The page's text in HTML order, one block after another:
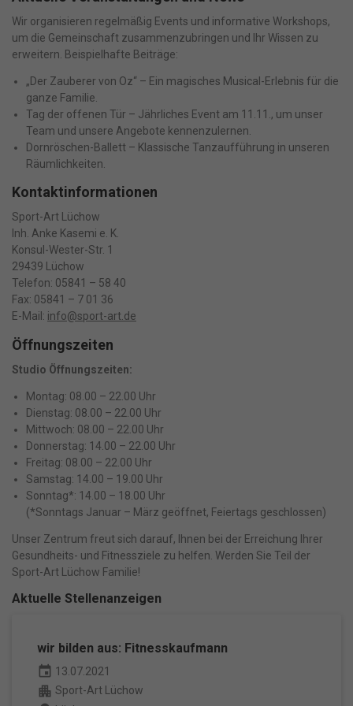
Wir organisieren regelmäßig Events und informative Workshops,
um die Gemeinschaft zusammenzubringen und Ihr Wissen zu
erweitern. Beispielhafte Beiträge:
„Der Zauberer von Oz“ – Ein magisches Musical-Erlebnis für die
ganze Familie.
Tag der offenen Tür – Jährliches Event am 11.11., um unser
Team und unsere Angebote kennenzulernen.
Dornröschen-Ballett – Klassische Tanzaufführung in unseren
Räumlichkeiten.
Kontaktinformationen
Sport-Art Lüchow
Inh. Anke Kasemi e. K.
Konsul-Wester-Str. 1
29439 Lüchow
Telefon: 05841 – 58 40
Fax: 05841 – 7 01 36
E-Mail: info@sport-art.de
Öffnungszeiten
Studio Öffnungszeiten:
Montag: 08.00 – 22.00 Uhr
Dienstag: 08.00 – 22.00 Uhr
Mittwoch: 08.00 – 22.00 Uhr
Donnerstag: 14.00 – 22.00 Uhr
Freitag: 08.00 – 22.00 Uhr
Samstag: 14.00 – 19.00 Uhr
Sonntag*: 14.00 – 18.00 Uhr
(*Sonntags Januar – März geöffnet, Feiertags geschlossen)
Unser Zentrum freut sich darauf, Ihnen bei der Erreichung Ihrer
Gesundheits- und Fitnessziele zu helfen. Werden Sie Teil der
Sport-Art Lüchow Familie!
Aktuelle Stellenanzeigen
wir bilden aus: Fitnesskaufmann
event 13.07.2021
apartment Sport-Art Lüchow
Adressen), z. B. für personalisierte Anzeigen und Inhalte oder
Anzeigen- und Inhaltsmessung. Weitere Informationen über die
Verwendung Ihrer Daten finden Sie in unserer
individueller Einstellungen möglicherweise nicht alle Funktionen
der Website zur Verfügung stehen.
Hier finden Sie eine Übersicht über alle verwendeten Cookies. Sie
können Ihre Einwilligung zu ganzen Kategorien geben oder sich
weitere Informationen anzeigen lassen und so nur bestimmte
Cookies auswählen.
Alle akzeptieren
Nur essenzielle Cookies akzeptieren
Datenschutzeinstellungen
Essenziell (1)
Essenzielle Cookies ermöglichen grundlegende Funktionen und sind
Cookie-Informationen anzeigen
Marketing (1)
Marketing-Cookies werden von Drittanbietern oder Publishern
verwendet, um personalisierte Werbung anzuzeigen. Sie tun dies, indem
sie Besucher über Websites hinweg verfolgen.
Cookie-Informationen anzeigen
powered by Borlabs Cookie